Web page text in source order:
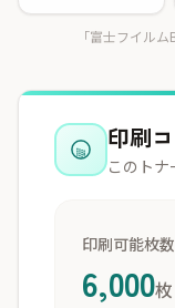
「富士フイル
印刷
このト
印刷可能枚数
6,000枚